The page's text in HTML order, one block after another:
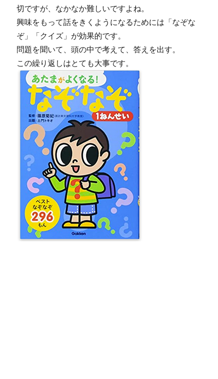
切ですが、なかなか難しいですよね。
興味をもって話をきくようになるためには「なぞな
ぞ」「クイズ」が効果的です。
問題を聞いて、頭の中で考えて、答えを出す。
この繰り返しはとても大事です。